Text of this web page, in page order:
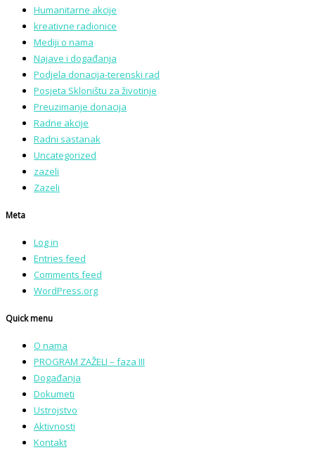
Humanitarne akcije
kreativne radionice
Mediji o nama
Najave i događanja
Podjela donacija-terenski rad
Posjeta Skloništu za životinje
Preuzimanje donacija
Radne akcije
Radni sastanak
Uncategorized
zazeli
Zazeli
Meta
Log in
Entries feed
Comments feed
WordPress.org
Quick menu
O nama
PROGRAM ZAŽELI – faza III
Događanja
Dokumeti
Ustrojstvo
Aktivnosti
Kontakt